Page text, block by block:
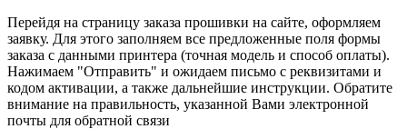
Перейдя на страницу заказа прошивки на сайте, оформляем
заявку. Для этого заполняем все предложенные поля формы
заказа с данными принтера (точная модель и способ оплаты).
Нажимаем "Отправить" и ожидаем письмо с реквизитами и
кодом активации, а также дальнейшие инструкции. Обратите
внимание на правильность, указанной Вами электронной
почты для обратной связи